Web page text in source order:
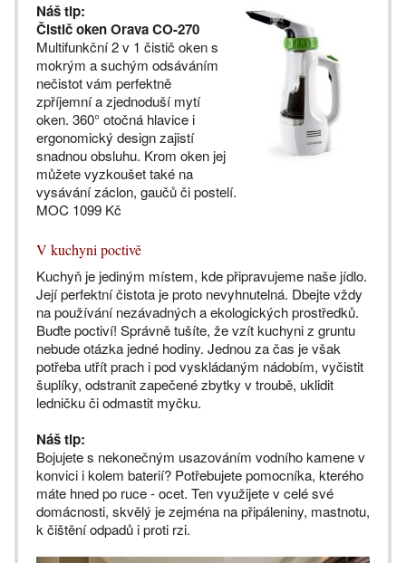
Náš tip:
Čistič oken Orava CO-270
Multifunkční 2 v 1 čistič oken s
mokrým a suchým odsáváním
nečistot vám perfektně
zpříjemní a zjednoduší mytí
oken. 360° otočná hlavice i
ergonomický design zajistí
snadnou obsluhu. Krom oken jej
můžete vyzkoušet také na
vysávání záclon, gaučů či postelí.
MOC 1099 Kč
V kuchyni poctivě
Kuchyň je jediným místem, kde připravujeme naše jídlo.
Její perfektní čistota je proto nevyhnutelná. Dbejte vždy
na používání nezávadných a ekologických prostředků.
Buďte poctiví! Správně tušíte, že vzít kuchyni z gruntu
nebude otázka jedné hodiny. Jednou za čas je však
potřeba utřít prach i pod vyskládaným nádobím, vyčistit
šuplíky, odstranit zapečené zbytky v troubě, uklidit
ledničku či odmastit myčku.
Náš tip:
Bojujete s nekonečným usazováním vodního kamene v
konvici i kolem baterií? Potřebujete pomocníka, kterého
máte hned po ruce - ocet. Ten využijete v celé své
domácnosti, skvělý je zejména na připáleniny, mastnotu,
k čištění odpadů i proti rzi.